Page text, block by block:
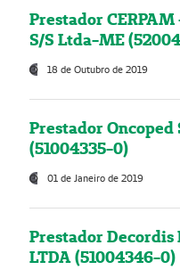
Prestador
S/S Ltda-ME
18 de Outubro de 2019
Prestador
(51004335-0)
01 de Janeiro de 2019
Prestador Decordis
LTDA (51004346-0)